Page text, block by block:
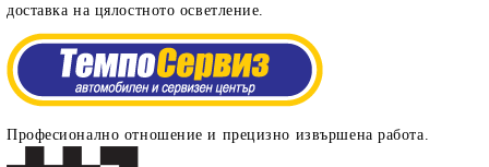
доставка на цялостното осветление.
Професионално отношение и прецизно извършена работа.